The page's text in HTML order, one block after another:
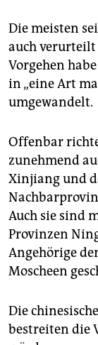
Die meisten
auch verurteilt
Vorgehen
in „eine Art
umgewandelt.
Offenbar
zunehmend
Xin­jiang und
Auch sie sind
Provinzen
Angehörige
Moscheen
Die
bestreiten die